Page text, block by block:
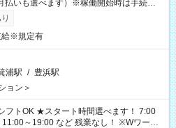
払いも選べます）※稼働開始時は手続き完
ります。
給※規定有
浦駅 / 豊浜駅
ョン＞
選べます！ 7:00
～19:00 など 残業なし！ ※Wワーク